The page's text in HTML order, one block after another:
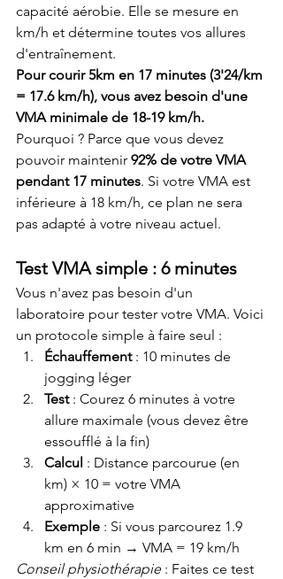
capacité aérobie. Elle se mesure en
km/h et détermine toutes vos allures
d'entraînement.
Pour courir 5km en 17 minutes (3'24/km
= 17.6 km/h), vous avez besoin d'une
VMA minimale de 18-19 km/h.
Pourquoi ? Parce que vous devez
pouvoir maintenir 92% de votre VMA
pendant 17 minutes. Si votre VMA est
inférieure à 18 km/h, ce plan ne sera
pas adapté à votre niveau actuel.
Test VMA simple : 6 minutes
Vous n'avez pas besoin d'un
laboratoire pour tester votre VMA. Voici
un protocole simple à faire seul :
Échauffement : 10 minutes de
jogging léger
Test : Courez 6 minutes à votre
allure maximale (vous devez être
essoufflé à la fin)
Calcul : Distance parcourue (en
km) × 10 = votre VMA
approximative
Exemple : Si vous parcourez 1.9
km en 6 min → VMA = 19 km/h
Conseil physiothérapie : Faites ce test